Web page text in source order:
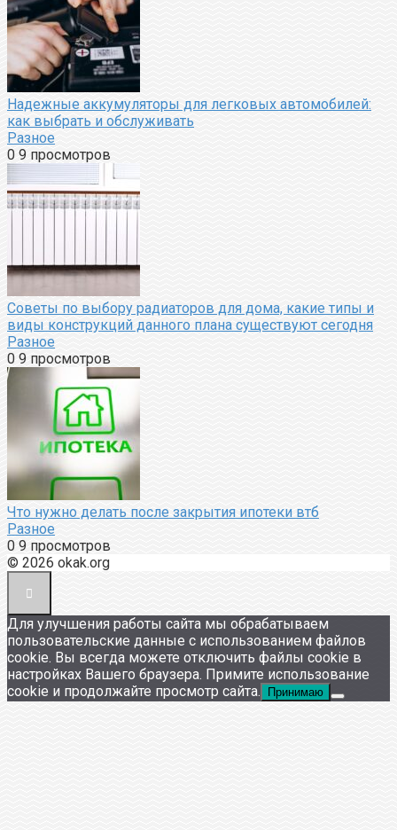
Надежные аккумуляторы для легковых автомобилей:
как выбрать и обслуживать
Разное
0 9 просмотров
Советы по выбору радиаторов для дома, какие типы и
виды конструкций данного плана существуют сегодня
Разное
0 9 просмотров
Что нужно делать после закрытия ипотеки втб
Разное
0 9 просмотров
© 2026 okak.org
Для улучшения работы сайта мы обрабатываем
пользовательские данные с использованием файлов
cookie. Вы всегда можете отключить файлы cookie в
настройках Вашего браузера. Примите использование
cookie и продолжайте просмотр сайта.
Принимаю